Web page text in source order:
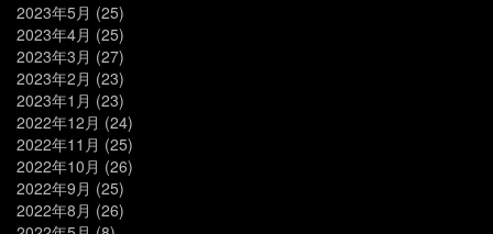
2023年5月 (25)
2023年4月 (25)
2023年3月 (27)
2023年2月 (23)
2023年1月 (23)
2022年12月 (24)
2022年11月 (25)
2022年10月 (26)
2022年9月 (25)
2022年8月 (26)